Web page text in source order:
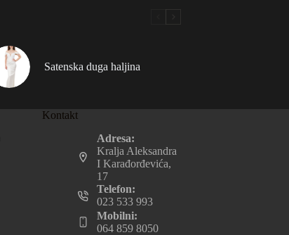
Satenska duga haljina
Kontakt
Adresa:
Kralja Aleksandra
I Karađorđevića,
17
Telefon:
023 533 993
Mobilni:
064 859 8050